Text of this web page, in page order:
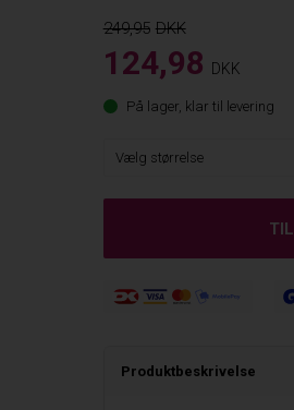
249,95
124,98 DKK
På lager, klar til levering
Produktbeskrivelse